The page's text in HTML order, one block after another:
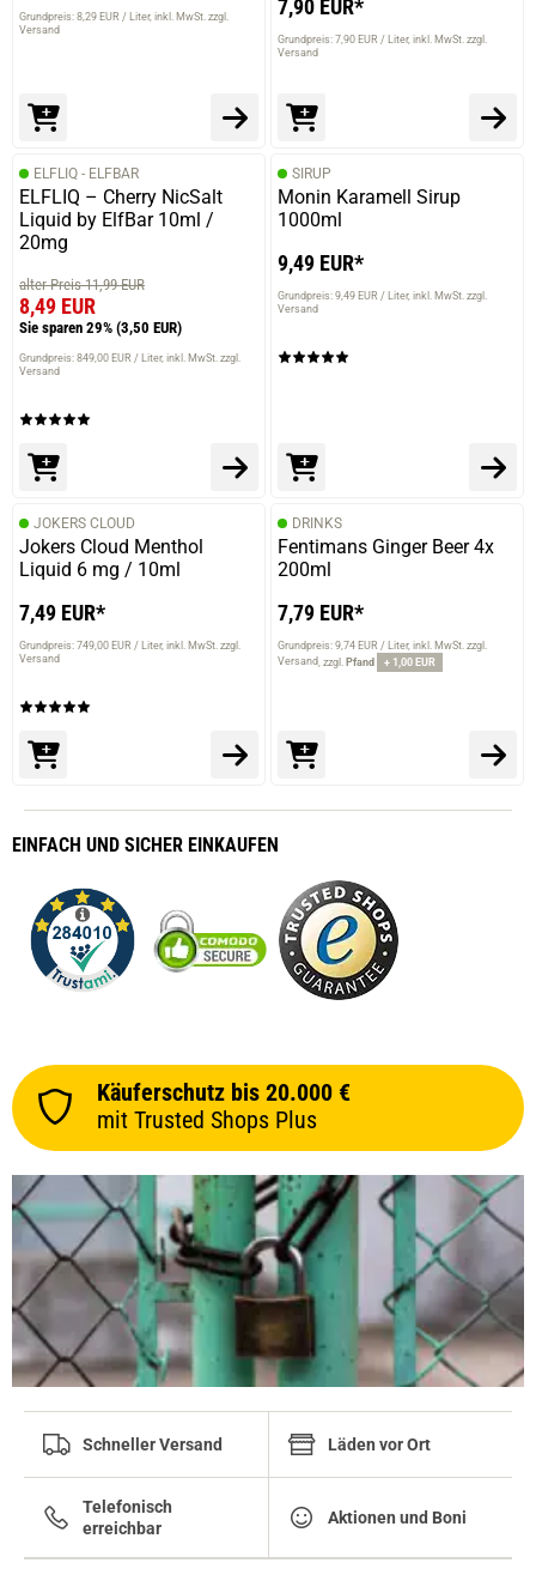
Grundpreis: 8,29 EUR / Liter inkl. MwSt. zzgl.
Versand
7,90 EUR*
Grundpreis: 7,90 EUR / Liter inkl. MwSt. zzgl.
Versand
ELFLIQ - ELFBAR
ELFLIQ – Cherry NicSalt
Liquid by ElfBar 10ml /
20mg
alter Preis 11,99 EUR
8,49 EUR
Sie sparen 29% (3,50 EUR)
Grundpreis: 849,00 EUR / Liter inkl. MwSt. zzgl.
Versand
SIRUP
Monin Karamell Sirup
1000ml
9,49 EUR*
Grundpreis: 9,49 EUR / Liter inkl. MwSt. zzgl.
Versand
JOKERS CLOUD
Jokers Cloud Menthol
Liquid 6 mg / 10ml
7,49 EUR*
Grundpreis: 749,00 EUR / Liter inkl. MwSt. zzgl.
Versand
DRINKS
Fentimans Ginger Beer 4x
200ml
7,79 EUR*
Grundpreis: 9,74 EUR / Liter inkl. MwSt. zzgl.
Versand zzgl. Pfand + 1,00 EUR
EINFACH UND SICHER EINKAUFEN
Käuferschutz bis 20.000 €
mit Trusted Shops Plus
Schneller Versand Läden vor Ort
Telefonisch
erreichbar
Aktionen und Boni